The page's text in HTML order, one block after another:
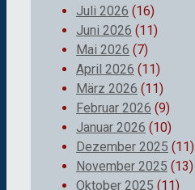
Juli 2026 (16)
Juni 2026 (11)
Mai 2026 (7)
April 2026 (11)
März 2026 (11)
Februar 2026 (9)
Januar 2026 (10)
Dezember 2025 (11)
November 2025 (13)
Oktober 2025 (11)